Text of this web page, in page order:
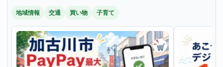
地域情報 交通 買い物 子育て